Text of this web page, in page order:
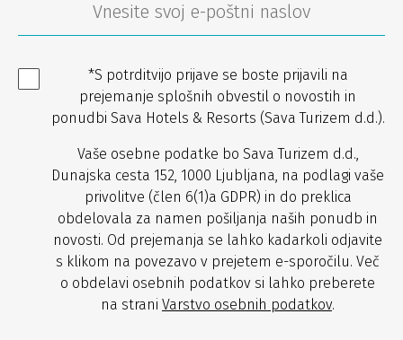
*S potrditvijo prijave se boste prijavili na
prejemanje splošnih obvestil o novostih in
ponudbi Sava Hotels & Resorts (Sava Turizem d.d.).
Vaše osebne podatke bo Sava Turizem d.d.,
Dunajska cesta 152, 1000 Ljubljana, na podlagi vaše
privolitve (člen 6(1)a GDPR) in do preklica
obdelovala za namen pošiljanja naših ponudb in
novosti. Od prejemanja se lahko kadarkoli odjavite
s klikom na povezavo v prejetem e-sporočilu. Več
o obdelavi osebnih podatkov si lahko preberete
na strani Varstvo osebnih podatkov.